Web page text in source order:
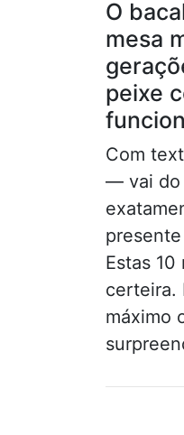
O
mesa
peixe
Com
— vai do
Estas
certeira.
máximo